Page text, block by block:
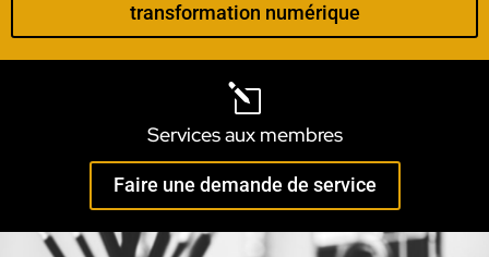
transformation numérique
l
Services aux membres
Faire une demande de service